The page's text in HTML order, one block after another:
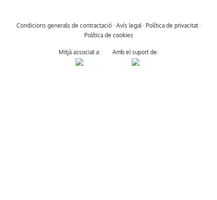
Condicions generals de contractació· Avís legal · Política de privacitat·
Política de cookies
Mitjà associat a: Amb el suport de: